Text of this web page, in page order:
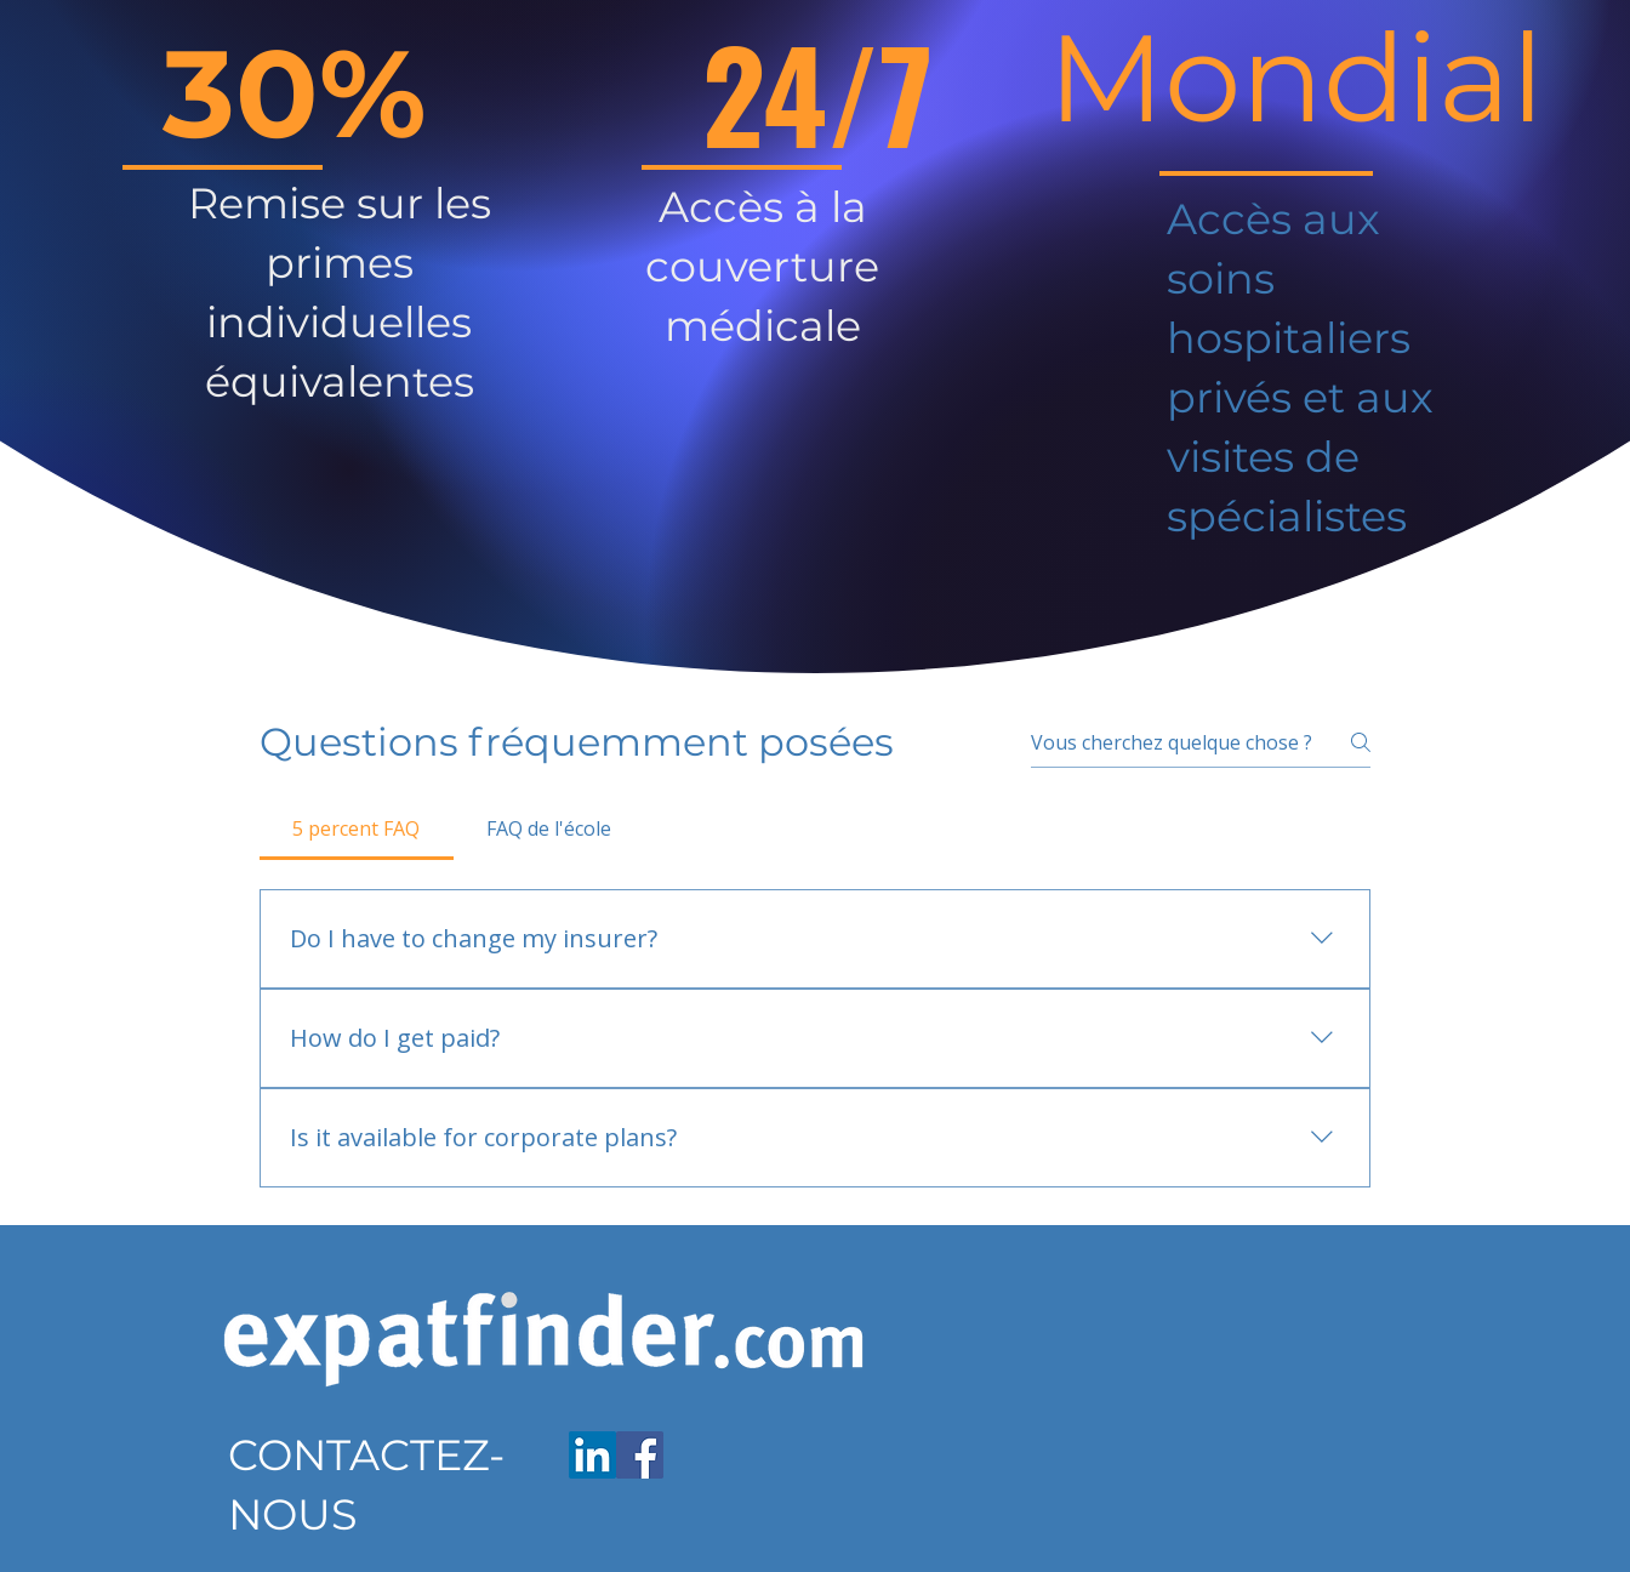
30%
Remise sur les
primes
individuelles
équivalentes
24/7
Accès à la
couverture
médicale
Mondial
Accès aux
soins
hospitaliers
privés et aux
visites de
spécialistes
Questions fréquemment posées
5 percent FAQ FAQ de l'école
Do I have to change my insurer?
How do I get paid?
Is it available for corporate plans?
CONTACTEZ-
NOUS